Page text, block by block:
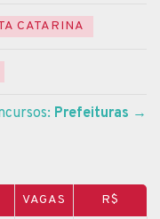
CATARINA
Prefeituras →
VAGAS R$